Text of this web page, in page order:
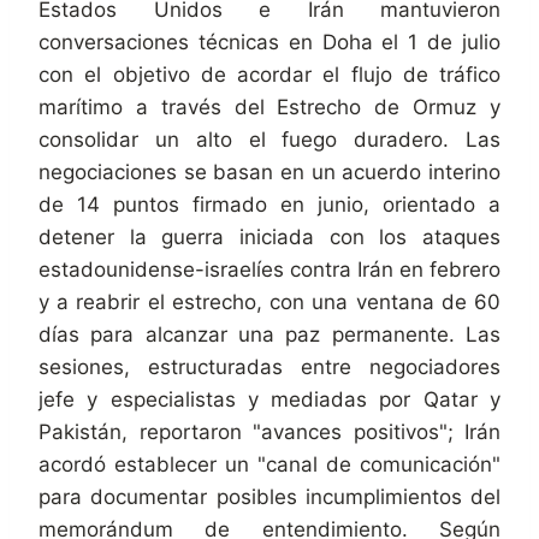
Estados Unidos e Irán mantuvieron
conversaciones técnicas en Doha el 1 de julio
con el objetivo de acordar el flujo de tráfico
marítimo a través del Estrecho de Ormuz y
consolidar un alto el fuego duradero. Las
negociaciones se basan en un acuerdo interino
de 14 puntos firmado en junio, orientado a
detener la guerra iniciada con los ataques
estadounidense-israelíes contra Irán en febrero
y a reabrir el estrecho, con una ventana de 60
días para alcanzar una paz permanente. Las
sesiones, estructuradas entre negociadores
jefe y especialistas y mediadas por Qatar y
Pakistán, reportaron "avances positivos"; Irán
acordó establecer un "canal de comunicación"
para documentar posibles incumplimientos del
memorándum de entendimiento. Según